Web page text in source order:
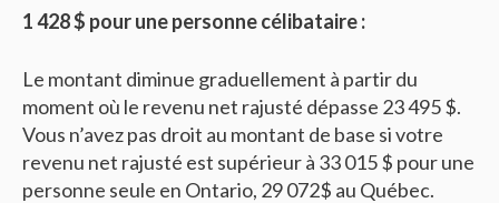
1 428 $ pour une personne célibataire :
Le montant diminue graduellement à partir du
moment où le revenu net rajusté dépasse 23 495 $.
Vous n’avez pas droit au montant de base si votre
revenu net rajusté est supérieur à 33 015 $ pour une
personne seule en Ontario, 29 072$ au Québec.